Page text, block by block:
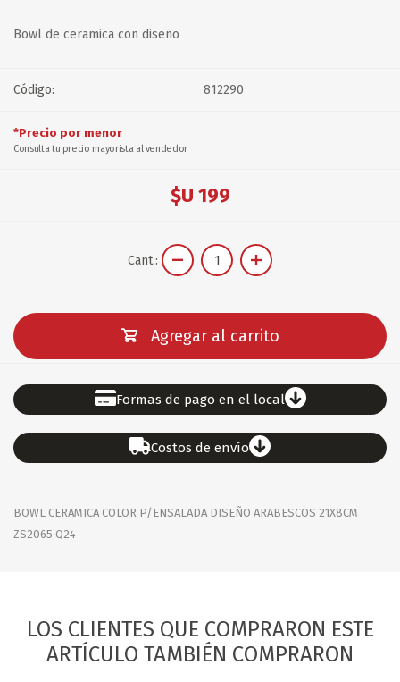
Bowl de ceramica con diseño
Código: 812290
*Precio por menor
Consulta tu precio mayorista al vendedor
$U 199
Cant.:
Agregar al carrito
Formas de pago en el local
Costos de envío
BOWL CERAMICA COLOR P/ENSALADA DISEÑO ARABESCOS 21X8CM
ZS2065 Q24
LOS CLIENTES QUE COMPRARON ESTE
ARTÍCULO TAMBIÉN COMPRARON